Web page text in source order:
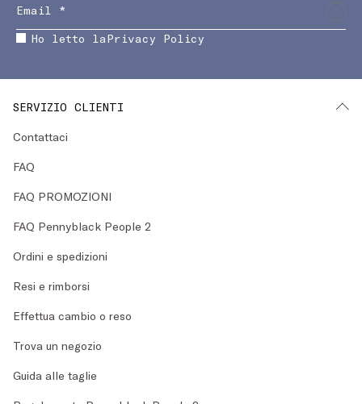
Ho letto laPrivacy Policy
SERVIZIO CLIENTI
Contattaci
FAQ
FAQ PROMOZIONI
FAQ Pennyblack People 2
Ordini e spedizioni
Resi e rimborsi
Effettua cambio o reso
Trova un negozio
Guida alle taglie